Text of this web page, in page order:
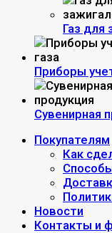
Газ для
Приборы
Сувенирная
Покупателям
Как
Новости
Контакты и